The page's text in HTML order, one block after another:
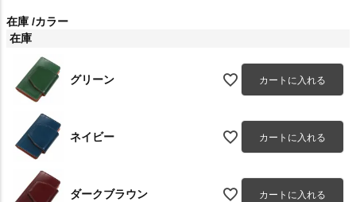
在庫 カラー
在庫
グリーン カートに入れる
ネイビー カートに入れる
ダークブラウン カートに入れる